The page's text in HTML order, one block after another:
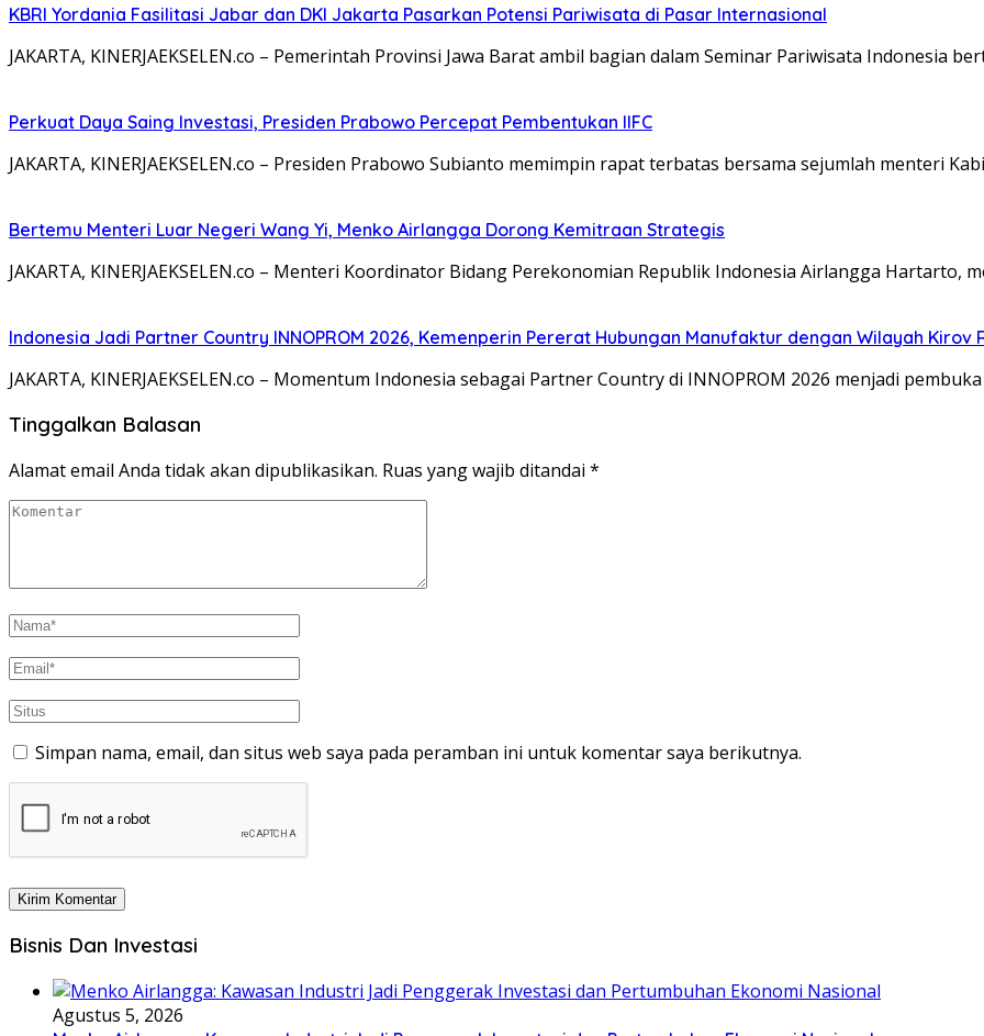
KBRI Yordania Fasilitasi Jabar dan DKI Jakarta Pasarkan Potensi Pariwisata di Pasar Internasional
JAKARTA, KINERJAEKSELEN.co – Pemerintah Provinsi Jawa Barat ambil bagian dalam Seminar Pariwisata Indonesia
Perkuat Daya Saing Investasi, Presiden Prabowo Percepat Pembentukan IIFC
JAKARTA, KINERJAEKSELEN.co – Presiden Prabowo Subianto memimpin rapat terbatas bersama sejumlah menteri
Bertemu Menteri Luar Negeri Wang Yi, Menko Airlangga Dorong Kemitraan Strategis
JAKARTA, KINERJAEKSELEN.co – Menteri Koordinator Bidang Perekonomian Republik Indonesia Airlangga
Indonesia Jadi Partner Country INNOPROM 2026, Kemenperin Pererat Hubungan Manufaktur dengan Wilayah Kirov
JAKARTA, KINERJAEKSELEN.co – Momentum Indonesia sebagai Partner Country di INNOPROM 2026 menjadi
Tinggalkan Balasan
Alamat email Anda tidak akan dipublikasikan. Ruas yang wajib ditandai *
Simpan nama, email, dan situs web saya pada peramban ini untuk komentar saya berikutnya.
Bisnis Dan Investasi
Agustus 5, 2026